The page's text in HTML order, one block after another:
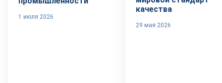
1 июля 2026
качества
29 мая 2026